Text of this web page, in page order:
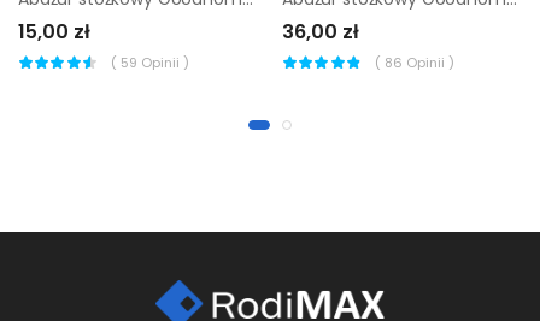
15,00 zł
( 59 Opinii )
36,00 zł
( 86 Opinii )